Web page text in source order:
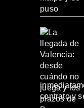
contrato y